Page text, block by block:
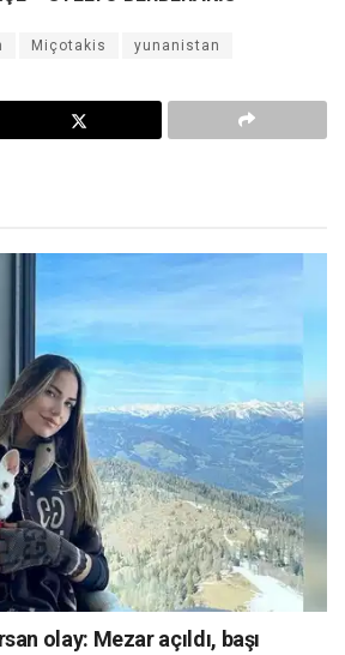
Miçotakis yunanistan
olay: Mezar açıldı, başı